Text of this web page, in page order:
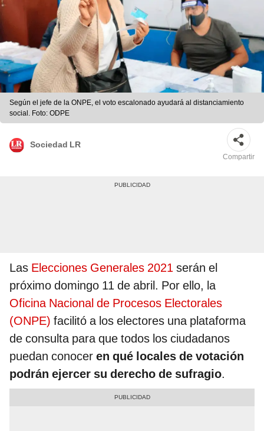
Según el jefe de la ONPE, el voto escalonado ayudará al distanciamiento
social. Foto: ODPE
Sociedad LR
Compartir
Las Elecciones Generales 2021 serán el
próximo domingo 11 de abril. Por ello, la
Oficina Nacional de Procesos Electorales
(ONPE) facilitó a los electores una plataforma
de consulta para que todos los ciudadanos
puedan conocer en qué locales de votación
podrán ejercer su derecho de sufragio.